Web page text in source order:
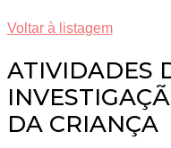
Voltar à listagem
ATIVIDADES
DA CRIANÇA